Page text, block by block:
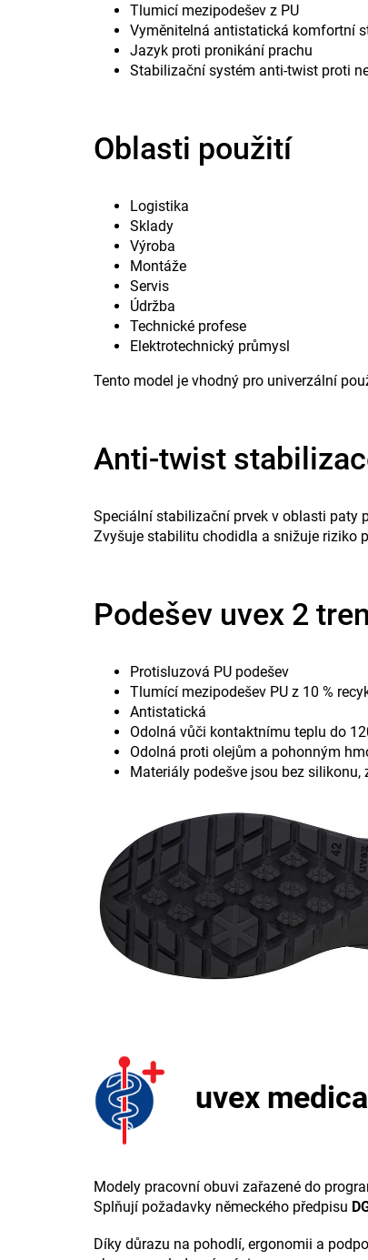
Tlumicí mezipodešev z PU
Vyměnitelná antistatická komfortní
Jazyk proti pronikání prachu
Stabilizační systém anti-twist proti
Oblasti použití
Logistika
Sklady
Výroba
Montáže
Servis
Údržba
Technické profese
Elektrotechnický průmysl
Tento model je vhodný pro univerzální
Anti-twist
Speciální stabilizační prvek v oblasti paty
Zvyšuje stabilitu chodidla a snižuje riziko
Podešev uvex 2
Protisluzová PU podešev
Tlumící mezipodešev PU z 10 %
Antistatická
Odolná vůči kontaktnímu teplu do
Odolná proti olejům a pohonným
Materiály podešve jsou bez
uvex
Modely pracovní obuvi zařazené do
Splňují požadavky německého předpisu
Díky důrazu na pohodlí, ergonomii a